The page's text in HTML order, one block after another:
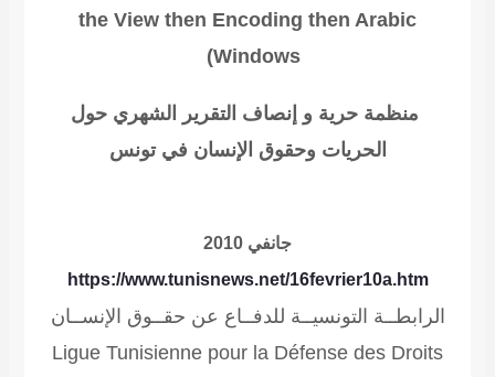
the View then Encoding then Arabic
Windows
)
منظمة حرية و إنصاف التقرير الشهري حول
الحريات وحقوق الإنسان في تونس
جانفي 2010
https://www.tunisnews.net/16fevrier10a.htm
الرابطــة التونسيــة للدفــاع عن حقــوق الإنســان
Ligue Tunisienne pour la Défense des Droits